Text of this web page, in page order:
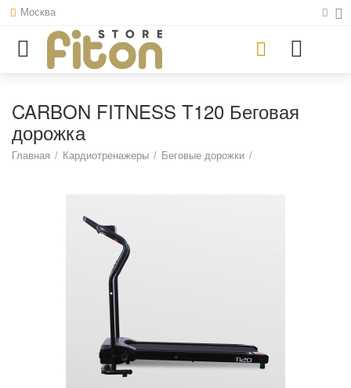
Москва
CARBON FITNESS T120 Беговая
дорожка
Главная / Кардиотренажеры / Беговые дорожки /